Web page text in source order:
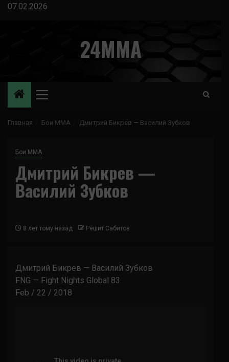
Перейти
07.02.2026
24MMA
Основное
Главная Бои ММА Дмитрий Бикрев — Василий Зубков
Бои ММА
Дмитрий Бикрев —
Василий Зубков
8 лет тому назад Решит Сабитов
Дмитрий Бикрев — Василий Зубков
FNG — Fight Nights Global 83
Feb / 22 / 2018